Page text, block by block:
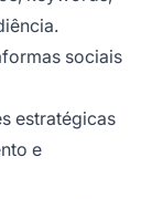
sociais
estratégicas
e